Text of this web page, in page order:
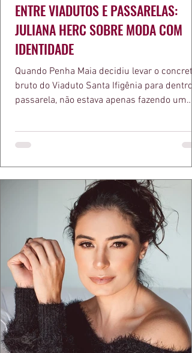
ENTRE VIADUTOS E PASSARELAS:
JULIANA HERC SOBRE MODA COM
IDENTIDADE
Quando Penha Maia decidiu levar o concreto
bruto do Viaduto Santa Ifigênia para dentro
passarela, não estava apenas fazendo um
a apresentadora e influenciadora Juliana
defende há tempos, o de que moda
estruturas geométricas, volumes
aquele concreto aparente típico da
arquitetura paulistana em peças de vestir,